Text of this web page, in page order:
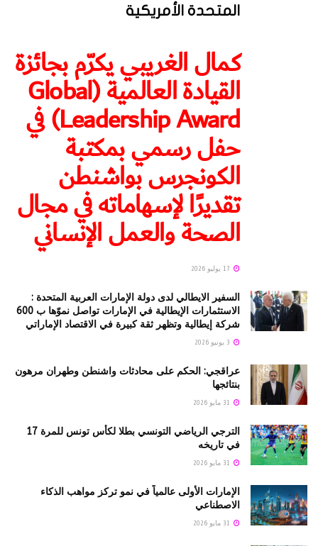
المتحدة الأمريكية
كمال الغريبي يكرّم بجائزة
القيادة العالمية (Global
Leadership Award) في
حفل رسمي بمكتبة
الكونجرس بواشنطن
تقديرًا لإسهاماته في مجال
الصحة والعمل الإنساني
السفير الايطالي لدى دولة الإمارات العربية المتحدة :
الاستثمارات الإيطالية في الإمارات تواصل نموّها ب 600
شركة إيطالية وتظهر ثقة كبيرة في الاقتصاد الإماراتي
عراقجي: الحكم على محادثات واشنطن وطهران مرهون
بنتائجها
الترجي الرياضي التونسي بطلا لكأس تونس للمرة 17
في تاريخه
الإمارات الأولى عالمياً في نمو تركز مواهب الذكاء
الاصطناعي